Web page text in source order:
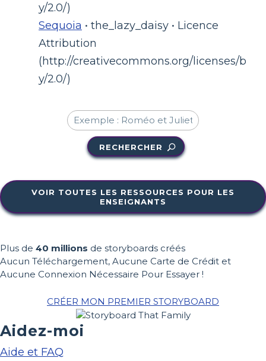
y/2.0/)
Sequoia • the_lazy_daisy • Licence
Attribution
(http://creativecommons.org/licenses/b
y/2.0/)
RECHERCHER
VOIR TOUTES LES RESSOURCES POUR LES
ENSEIGNANTS
Plus de 40 millions de storyboards créés
Aucun Téléchargement, Aucune Carte de Crédit et
Aucune Connexion Nécessaire Pour Essayer !
CRÉER MON PREMIER STORYBOARD
Aidez-moi
Aide et FAQ